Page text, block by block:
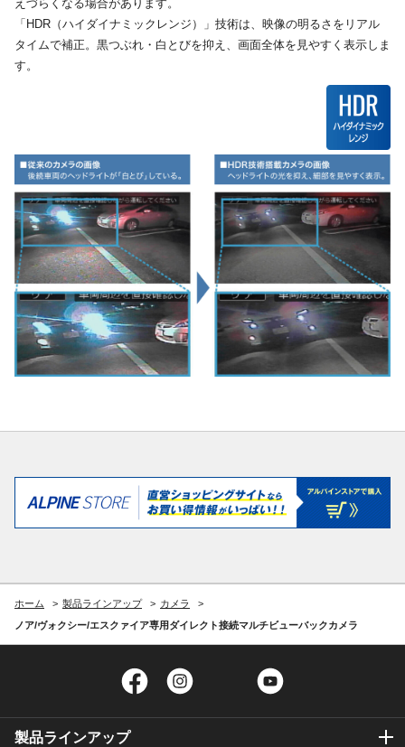
えづらくなる場合があります。
「HDR（ハイダイナミックレンジ）」技術は、映像の明るさをリアル
タイムで補正。黒つぶれ・白とびを抑え、画面全体を見やすく表示しま
す。
ホーム 製品ラインアップ
カメラ
ノア/ヴォクシー/エスクァイア専用ダイレクト接続マルチビューバックカメラ
Facebook Twitter
製品ラインアップ